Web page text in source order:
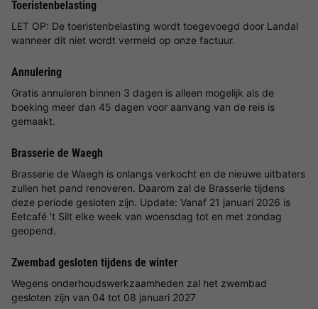
Toeristenbelasting
LET OP: De toeristenbelasting wordt toegevoegd door Landal
wanneer dit niet wordt vermeld op onze factuur.
Annulering
Gratis annuleren binnen 3 dagen is alleen mogelijk als de
boeking meer dan 45 dagen voor aanvang van de reis is
gemaakt.
Brasserie de Waegh
Brasserie de Waegh is onlangs verkocht en de nieuwe uitbaters
zullen het pand renoveren. Daarom zal de Brasserie tijdens
deze periode gesloten zijn. Update: Vanaf 21 januari 2026 is
Eetcafé 't Silt elke week van woensdag tot en met zondag
geopend.
Zwembad gesloten tijdens de winter
Wegens onderhoudswerkzaamheden zal het zwembad
gesloten zijn van 04 tot 08 januari 2027